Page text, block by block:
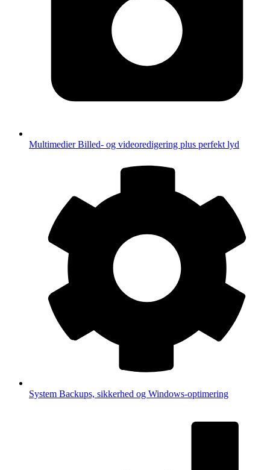
MultimedierBilled- og videoredigering plus perfekt lyd
System Backups, sikkerhed og Windows-optimering